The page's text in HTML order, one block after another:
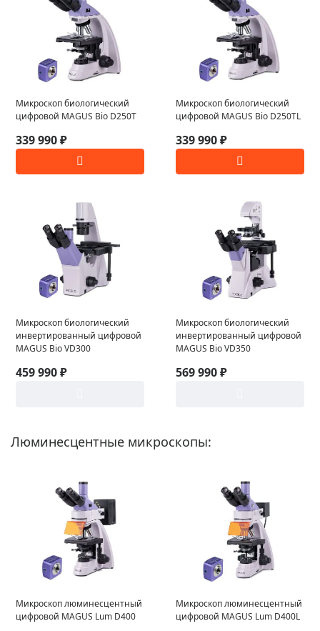
Микроскоп биологический
цифровой MAGUS Bio D250T
339 990 ₽
Микроскоп биологический
цифровой MAGUS Bio D250TL
339 990 ₽
Микроскоп биологический
инвертированный цифровой
MAGUS Bio VD300
459 990 ₽
Микроскоп биологический
инвертированный цифровой
MAGUS Bio VD350
569 990 ₽
Люминесцентные микроскопы:
Микроскоп люминесцентный
цифровой MAGUS Lum D400
Микроскоп люминесцентный
цифровой MAGUS Lum D400L